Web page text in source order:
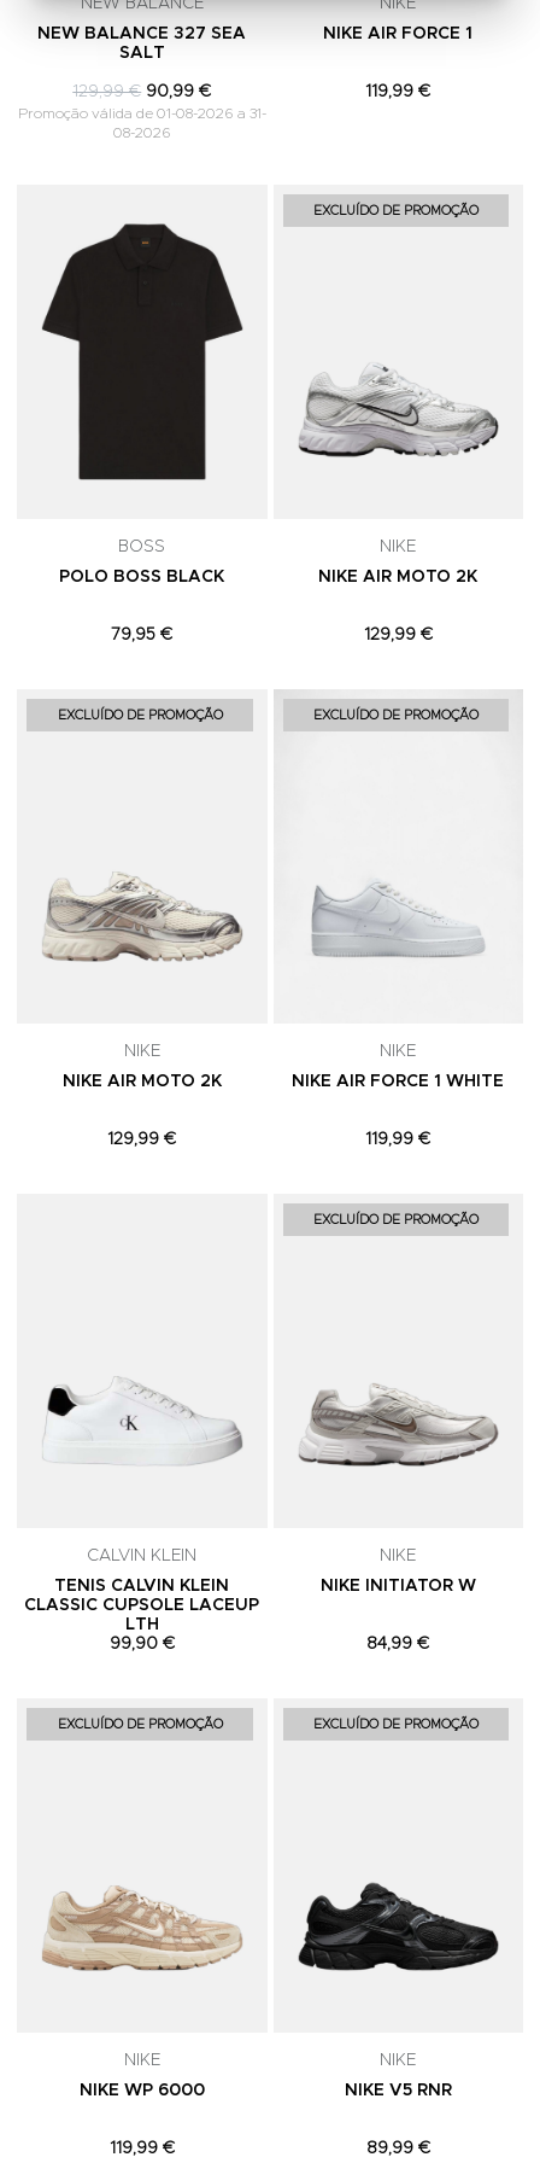
NEW BALANCE
NEW BALANCE 327 SEA
SALT
129,99 € 90,99 €
Promoção válida de 01-08-2026 a 31-
08-2026
NIKE
NIKE AIR FORCE 1
119,99 €
Adicionar aos Favoritos
BOSS
POLO BOSS BLACK
79,95 €
EXCLUÍDO DE PROMOÇÃO
NIKE
NIKE AIR MOTO 2K
129,99 €
EXCLUÍDO DE PROMOÇÃO Adicionar aos Favoritos
NIKE
NIKE AIR MOTO 2K
129,99 €
EXCLUÍDO DE PROMOÇÃO
NIKE
NIKE AIR FORCE 1 WHITE
119,99 €
Adicionar aos Favoritos
CALVIN KLEIN
TENIS CALVIN KLEIN
CLASSIC CUPSOLE LACEUP
LTH
99,90 €
EXCLUÍDO DE PROMOÇÃO
NIKE
NIKE INITIATOR W
84,99 €
EXCLUÍDO DE PROMOÇÃO Adicionar aos Favoritos
NIKE
NIKE WP 6000
119,99 €
EXCLUÍDO DE PROMOÇÃO
NIKE
NIKE V5 RNR
89,99 €